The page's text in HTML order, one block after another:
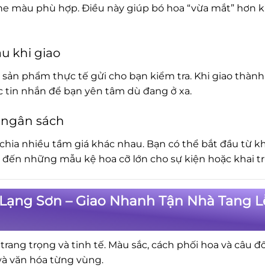
màu phù hợp. Điều này giúp bó hoa “vừa mắt” hơn
khi giao
phẩm thực tế gửi cho bạn kiểm tra. Khi giao
nhắn để bạn yên tâm dù đang ở xa.
sách
nhiều tầm giá khác nhau. Bạn có thể bắt đầu từ
những mẫu kệ hoa cỡ lớn cho sự kiện hoặc khai
Sơn – Giao Nhanh Tận Nhà Tang
trọng và tinh tế. Màu sắc, cách phối hoa và câu
văn hóa từng vùng.